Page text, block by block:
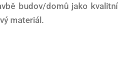
budov/domů jako kvalitní
materiál.